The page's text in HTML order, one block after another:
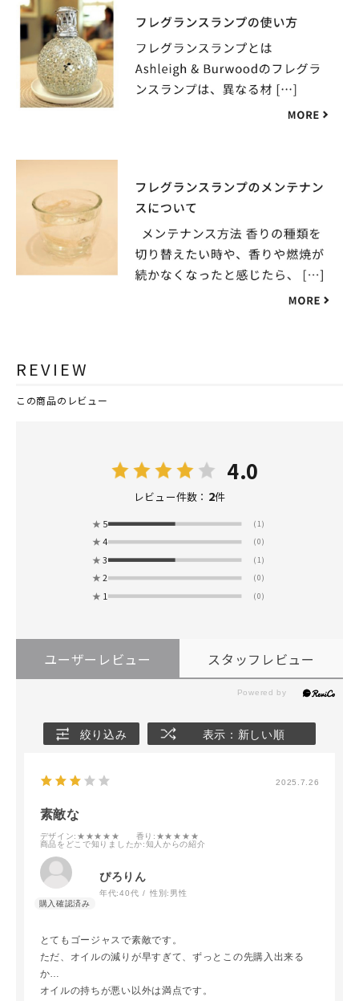
REVIEW
この商品のレビュー
4.0
レビュー件数： 2件
★ 5 (1)
★ 4 (0)
★ 3 (1)
★ 2 (0)
★ 1 (0)
ユーザーレビュー スタッフレビュー
絞り込み 表示：新しい順
2025.7.26
素敵な
デザイン:★★★★★ 香り :★★★★★
商品をどこで知りましたか:知人からの紹介
ぴろりん
年代:40代 性別: 男性
とてもゴージャスで素敵です。
ただ、オイルの減りが早すぎて、ずっとこの先購入出来る
か…
オイルの持ちが悪い以外は満点です。